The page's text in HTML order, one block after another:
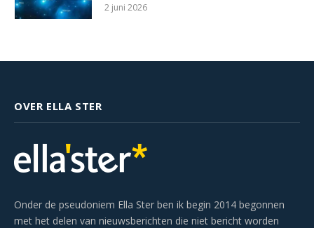
2 juni 2026
OVER ELLA STER
Onder de pseudoniem Ella Ster ben ik begin 2014 begonnen
met het delen van nieuwsberichten die niet bericht worden